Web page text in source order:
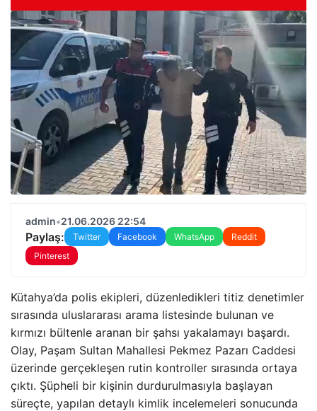
admin•21.06.2026 22:54
Paylaş: Twitter Facebook WhatsApp
Reddit
Pinterest
Kütahya’da polis ekipleri, düzenledikleri titiz denetimler
sırasında uluslararası arama listesinde bulunan ve
kırmızı bültenle aranan bir şahsı yakalamayı başardı.
Olay, Paşam Sultan Mahallesi Pekmez Pazarı Caddesi
üzerinde gerçekleşen rutin kontroller sırasında ortaya
çıktı. Şüpheli bir kişinin durdurulmasıyla başlayan
süreçte, yapılan detaylı kimlik incelemeleri sonucunda